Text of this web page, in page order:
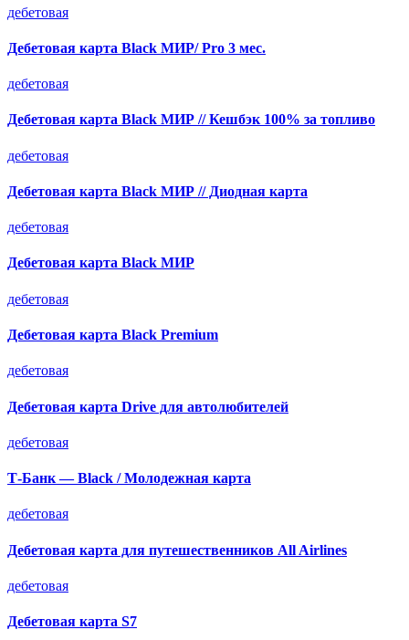
дебетовая
Дебетовая карта Black МИР/ Pro 3 мес.
дебетовая
Дебетовая карта Black МИР // Кешбэк 100% за топливо
дебетовая
Дебетовая карта Black МИР // Диодная карта
дебетовая
Дебетовая карта Black МИР
дебетовая
Дебетовая карта Black Premium
дебетовая
Дебетовая карта Drive для автолюбителей
дебетовая
Т-Банк — Black / Молодежная карта
дебетовая
Дебетовая карта для путешественников All Airlines
дебетовая
Дебетовая карта S7